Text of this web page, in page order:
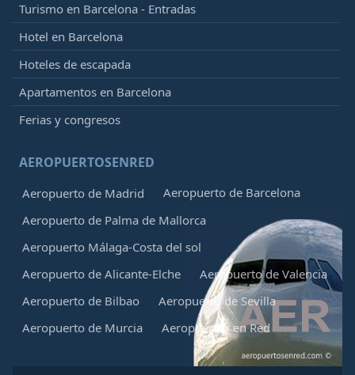
Turismo en Barcelona - Entradas
Hotel en Barcelona
Hoteles de escapada
Apartamentos en Barcelona
Ferias y congresos
AEROPUERTOSENRED
Aeropuerto de Madrid
Aeropuerto de Barcelona
Aeropuerto de Palma de Mallorca
Aeropuerto Málaga-Costa del sol
Aeropuerto de Alicante-Elche
Aeropuerto de Valencia
Aeropuerto de Bilbao
Aeropuerto de Sevilla
Aeropuerto de Murcia
Aeropuertos en Red